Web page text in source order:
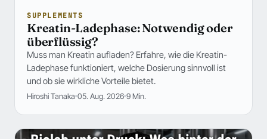
SUPPLEMENTS
Kreatin-Ladephase: Notwendig oder
überflüssig?
Muss man Kreatin aufladen? Erfahre, wie die Kreatin-
Ladephase funktioniert, welche Dosierung sinnvoll ist
und ob sie wirkliche Vorteile bietet.
Hiroshi Tanaka 05. Aug. 2026 9 Min.